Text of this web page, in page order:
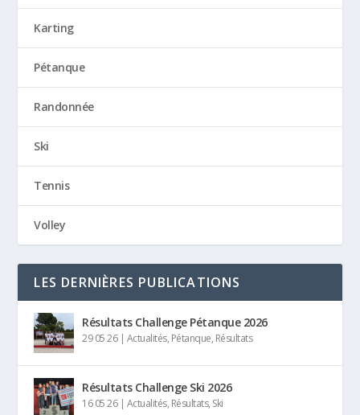
Karting
Pétanque
Randonnée
Ski
Tennis
Volley
LES DERNIÈRES PUBLICATIONS
Résultats Challenge Pétanque 2026
29 05 26| Actualités, Pétanque, Résultats
Résultats Challenge Ski 2026
16 05 26| Actualités, Résultats, Ski